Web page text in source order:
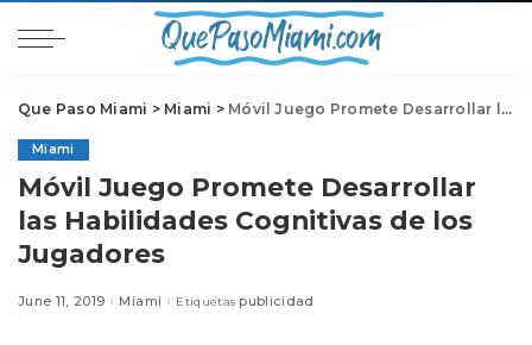
Que Paso Miami > Miami > Móvil Juego Promete Desarrollar las Habilidades Cognitivas de los Jugadores
Miami
Móvil Juego Promete Desarrollar
las Habilidades Cognitivas de los
Jugadores
June 11, 2019 Miami Etiquetas publicidad